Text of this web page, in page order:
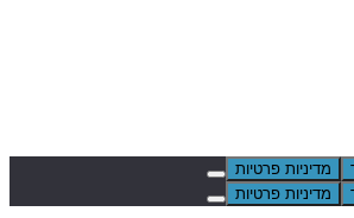
מדיניות פרטיות
מדיניות פרטיות